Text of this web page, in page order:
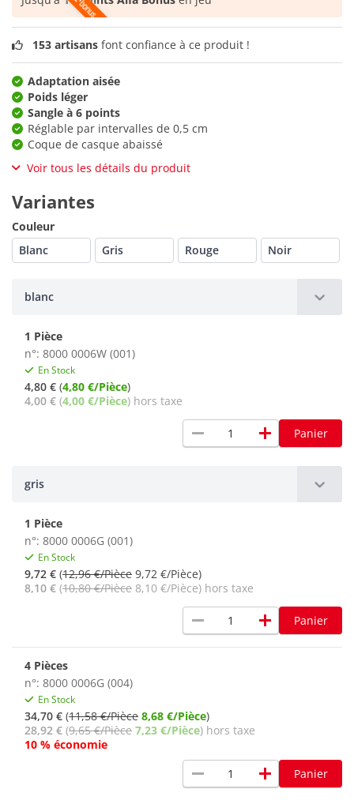
153 artisans font confiance à ce produit !
Adaptation aisée
Poids léger
Sangle à 6 points
Réglable par intervalles de 0,5 cm
Coque de casque abaissé
Voir tous les détails du produit
Variantes
Couleur
Blanc
Gris Rouge Noir
blanc
1 Pièce
n°: 8000 0006W (001)
En Stock
4,80 € (4,80 €/Pièce)
4,00 € (4,00 €/Pièce) hors taxe
remove add Panier
gris
1 Pièce
n°: 8000 0006G (001)
En Stock
9,72 € (12,96 €/Pièce 9,72 €/Pièce)
8,10 € (10,80 €/Pièce 8,10 €/Pièce) hors taxe
remove add Panier
4 Pièces
n°: 8000 0006G (004)
En Stock
34,70 € (11,58 €/Pièce 8,68 €/Pièce)
28,92 € (9,65 €/Pièce 7,23 €/Pièce) hors taxe
10 % économie
remove add Panier